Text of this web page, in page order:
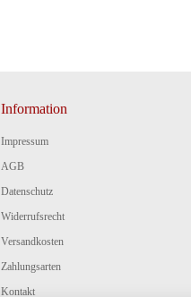
Information
Impressum
AGB
Datenschutz
Widerrufsrecht
Versandkosten
Zahlungsarten
Kontakt